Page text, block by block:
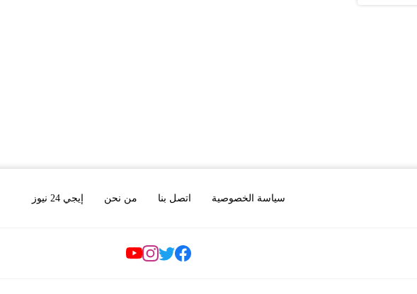
سياسة الخصوصية اتصل بنا من نحن إيجي 24 نيوز